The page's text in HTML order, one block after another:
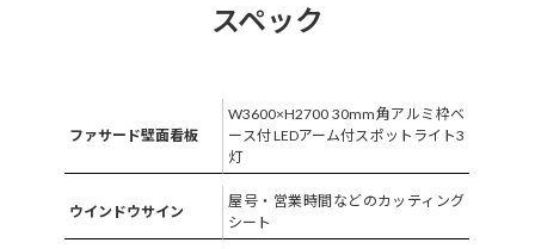
スペック
ファサード壁面看板
W3600×H2700 30mm角アルミ枠ベ
ース付 LEDアーム付スポットライト3
灯
ウインドウサイン
屋号・営業時間などのカッティング
シート